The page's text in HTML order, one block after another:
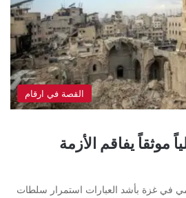
القصة في ارقام
موثقاً يفاقم الأزمة
في غزة بأشد العبارات استمرار سلطات